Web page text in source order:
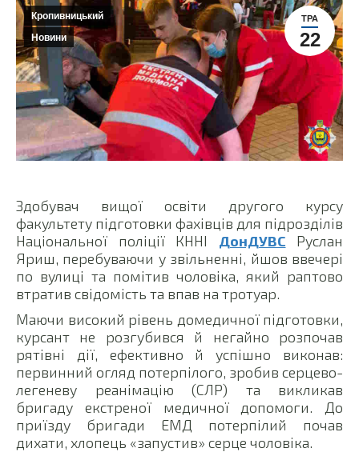
ТРА
22
Кропивницький
Новини
Здобувач вищої освіти другого курсу
факультету підготовки фахівців для підрозділів
Національної поліції КННІ ДонДУВС Руслан
Яриш, перебуваючи у звільненні, йшов ввечері
по вулиці та помітив чоловіка, який раптово
втратив свідомість та впав на тротуар.
Маючи високий рівень домедичної підготовки,
курсант не розгубився й негайно розпочав
рятівні дії, ефективно й успішно виконав:
первинний огляд потерпілого, зробив серцево-
легеневу реанімацію (СЛР) та викликав
бригаду екстреної медичної допомоги. До
приїзду бригади ЕМД потерпілий почав
дихати, хлопець «запустив» серце чоловіка.